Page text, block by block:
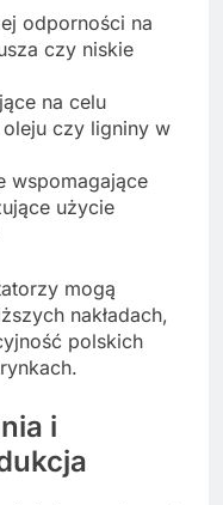
odporności na
czy niskie
na celu
czy ligniny w
wspomagające
użycie
mogą
nakładach,
polskich
i